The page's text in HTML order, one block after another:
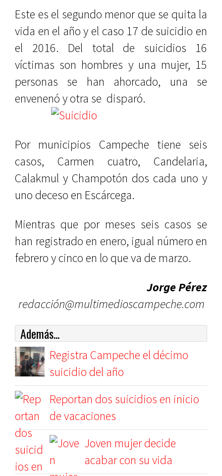
Este es el segundo menor que se quita la
vida en el año y el caso 17 de suicidio en
el 2016. Del total de suicidios 16
víctimas son hombres y una mujer, 15
personas se han ahorcado, una se
envenenó y otra se disparó.
Por municipios Campeche tiene seis
casos, Carmen cuatro, Candelaria,
Calakmul y Champotón dos cada uno y
uno deceso en Escárcega.
Mientras que por meses seis casos se
han registrado en enero, igual número en
febrero y cinco en lo que va de marzo.
Jorge Pérez
redacción@multimedioscampeche.com
Además...
Registra Campeche el décimo
suicidio del año
Reportan dos suicidios en inicio
de vacaciones
Joven mujer decide
acabar con su vida